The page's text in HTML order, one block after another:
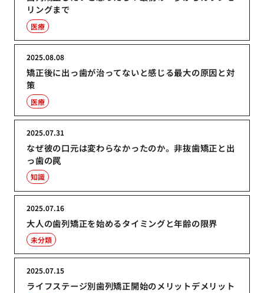
リングまで
医療
矯正後に出っ歯が治ってないと感じる最大の原因と対
策
2025.08.08
医療
なぜ彼の口元は変わらなかったのか。非抜歯矯正と出
っ歯の罠
2025.07.31
知識
大人の歯列矯正を始めるタイミングと年齢の限界
2025.07.16
未分類
ライフステージ別歯列矯正開始のメリットデメリット
2025.07.15